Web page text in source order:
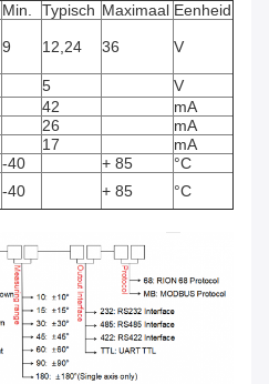
Min. Typisch Maximaal Eenheid
9 12,24 36 V
5 V
42
mA
26
mA
17
mA
-40 + 85
°C
-40 + 85 °C